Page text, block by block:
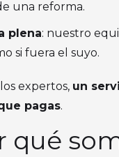
una reforma.
plena: nuestro
si fuera el suyo.
expertos, un
pagas.
qué